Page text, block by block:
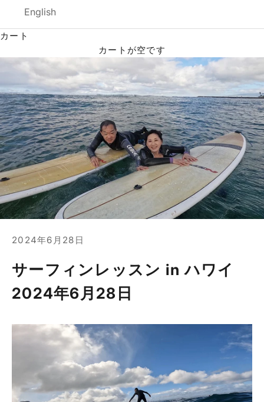
English
カート
カートが空です
2024年6月28日
サーフィンレッスン in ハワイ
2024年6月28日